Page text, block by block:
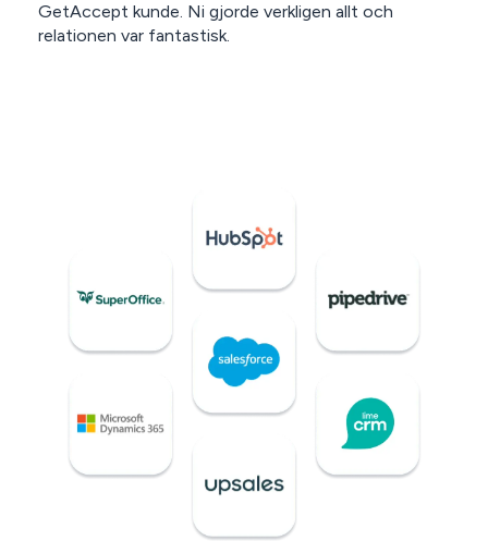
GetAccept kunde. Ni gjorde verkligen allt och
relationen var fantastisk.